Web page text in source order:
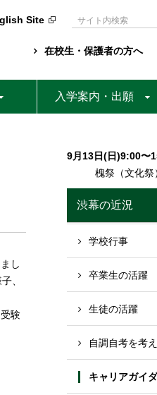
Site
検
在校生・保護者の方へ
入学案内・出願
し
、
験
9月13日(日)9:00〜
槐祭（文化祭
渋幕の近況
学校行事
卒業生の活躍
生徒の活躍
自調自考を考
キャリアガイ